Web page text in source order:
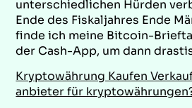
unterschiedlichen Hürden
Ende des Fiskaljahres Ende
finde ich meine Bitcoin-
der Cash-App, um dann
Kryptowährung Kaufen
anbieter für